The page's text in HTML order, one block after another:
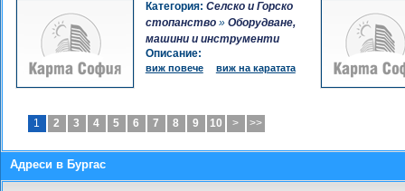
Категория: Селско и Горско
стопанство» Оборудване,
машини и инструменти
Описание:
виж повече виж на каратата
1 2 3 4 5 6 7 8 9 10 > >>
Адреси в Бургас